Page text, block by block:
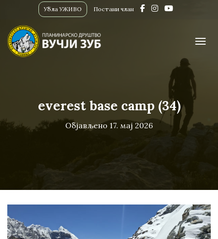
Убла УЖИВО Постани члан
everest base camp (34)
Објављено 17. мај 2026